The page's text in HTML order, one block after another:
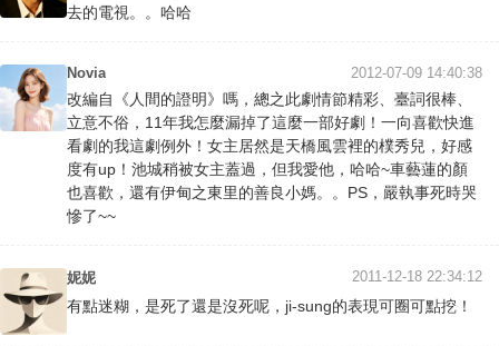
去的電視。。哈哈
Novia 2012-07-09 14:40:38
改編自《人間的證明》嗎，總之此劇情節精彩、臺詞很棒、
立意不俗，11年我怎麼漏掉了這麼一部好劇！一向喜歡快進
看劇的我這劇例外！女主居然是天橋風雲裡的樸秀兒，好感
度有up！池城稍被女主蓋過，但我愛他，哈哈~車藝蓮的顏
也喜歡，還有伊甸之東里的善良小媽。。PS，嚴執事死時哭
慘了~~
妮妮 2011-12-18 22:34:12
有點迷糊，是死了還是沒死呢，ji-sung的表現可圈可點挖！